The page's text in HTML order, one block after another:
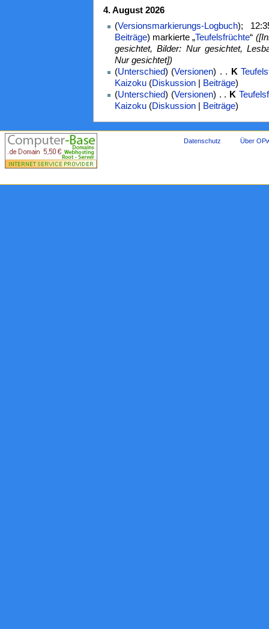
4. August 2026
(Versionsmarkierungs-Logbuch);
Beiträge) markierte „Teufelsfrüchte“
gesichtet, Bilder: Nur gesichtet,
Nur gesichtet])
(Unterschied) (Versionen) . . K
Kaizoku (Diskussion| Beiträge)
(Unterschied) (Versionen) . . K
Kaizoku (Diskussion| Beiträge)
Datenschutz Über